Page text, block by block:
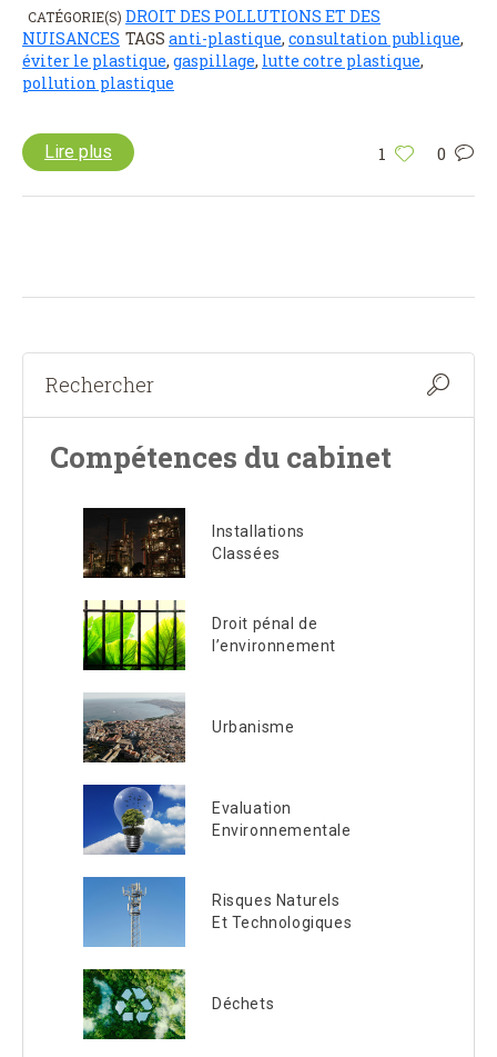
CATÉGORIE(S) DROIT DES POLLUTIONS ET DES
NUISANCES TAGS anti-plastique, consultation publique,
éviter le plastique, gaspillage, lutte cotre plastique,
pollution plastique
1 0
Lire plus
Compétences du cabinet
Installations
Classées
Droit pénal de
l’environnement
Urbanisme
Evaluation
Environnementale
Risques Naturels
Et Technologiques
Déchets